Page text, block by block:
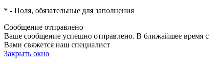
* - Поля, обязательные для заполнения
Сообщение отправлено
Ваше сообщение успешно отправлено. В ближайшее время с
Вами свяжется наш специалист
Закрыть окно